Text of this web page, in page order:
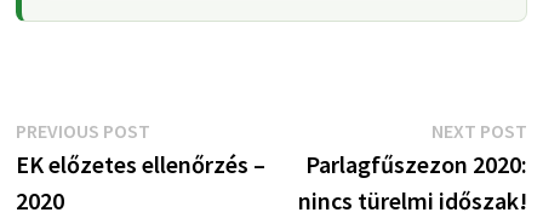
Bejegyzés
navigáció
PREVIOUS POSTPrevious
post:
EK előzetes ellenőrzés –
2020
NEXT POST
Parlagfűszezon 2020:
nincs türelmi időszak!